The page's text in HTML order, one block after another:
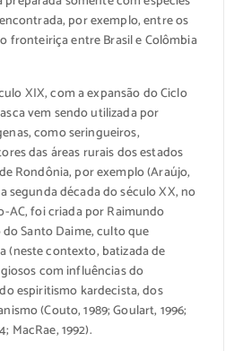
por exemplo, entre os
fronteiriça entre Brasil e Colômbia
XIX, com a expansão do Ciclo
vem sendo utilizada por
como seringueiros,
das áreas rurais dos estados
Rondônia, por exemplo (Araújo,
segunda década do século XX, no
AC, foi criada por Raimundo
Santo Daime, culto que
(neste contexto, batizada de
com influências do
espiritismo kardecista, dos
(Couto, 1989; Goulart, 1996;
MacRae, 1992).